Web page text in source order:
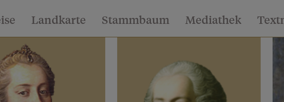
Landkarte Stammbaum Mediathek